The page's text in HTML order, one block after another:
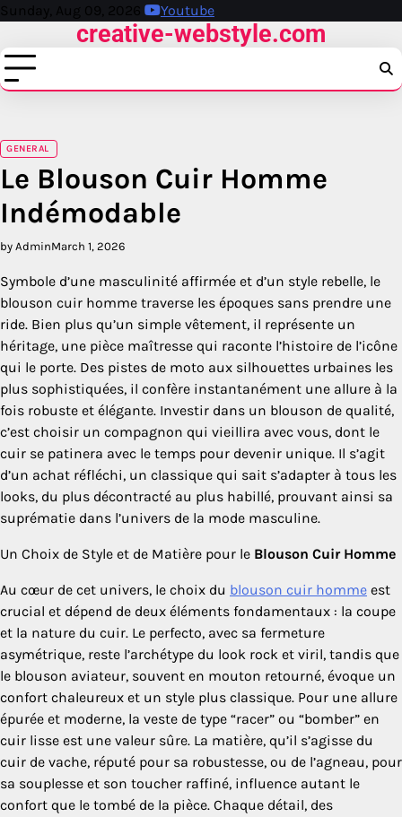
Skip
content
Sunday, Aug 09, 2026 Youtube
creative-webstyle.com
GENERAL
Le Blouson Cuir Homme
Indémodable
by AdminMarch 1, 2026
Symbole d’une masculinité affirmée et d’un style rebelle, le
blouson cuir homme traverse les époques sans prendre une
ride. Bien plus qu’un simple vêtement, il représente un
héritage, une pièce maîtresse qui raconte l’histoire de l’icône
qui le porte. Des pistes de moto aux silhouettes urbaines les
plus sophistiquées, il confère instantanément une allure à la
fois robuste et élégante. Investir dans un blouson de qualité,
c’est choisir un compagnon qui vieillira avec vous, dont le
cuir se patinera avec le temps pour devenir unique. Il s’agit
d’un achat réfléchi, un classique qui sait s’adapter à tous les
looks, du plus décontracté au plus habillé, prouvant ainsi sa
suprématie dans l’univers de la mode masculine.
Un Choix de Style et de Matière pour le Blouson Cuir Homme
Au cœur de cet univers, le choix du blouson cuir homme est
crucial et dépend de deux éléments fondamentaux : la coupe
et la nature du cuir. Le perfecto, avec sa fermeture
asymétrique, reste l’archétype du look rock et viril, tandis que
le blouson aviateur, souvent en mouton retourné, évoque un
confort chaleureux et un style plus classique. Pour une allure
épurée et moderne, la veste de type “racer” ou “bomber” en
cuir lisse est une valeur sûre. La matière, qu’il s’agisse du
cuir de vache, réputé pour sa robustesse, ou de l’agneau, pour
sa souplesse et son toucher raffiné, influence autant le
confort que le tombé de la pièce. Chaque détail, des